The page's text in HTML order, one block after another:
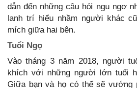
dẫn đến những câu hỏi ngu ngơ
lanh trí hiểu nhầm người khác
mích giữa hai bên.
Tuổi Ngọ
Vào tháng 3 năm 2018, người
khích với những người lớn tuổi
Giữa bạn và họ có thể sẽ vướng